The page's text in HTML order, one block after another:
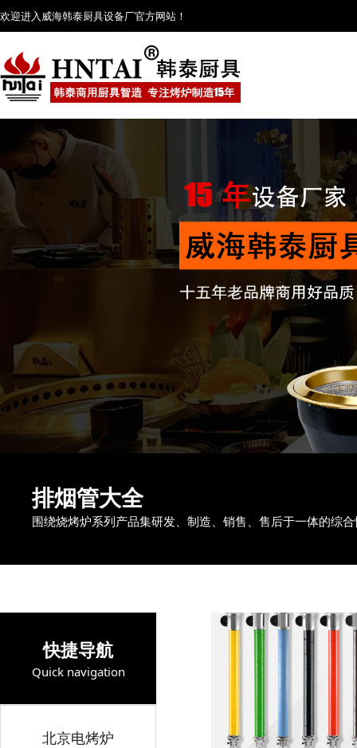
欢迎进入威海韩泰厨具设备厂官方网站！
排烟管大全
围绕烧烤炉系列产品集研发、制造、销售、售后于一体的综
快捷导航
Quick navigation
北京电烤炉